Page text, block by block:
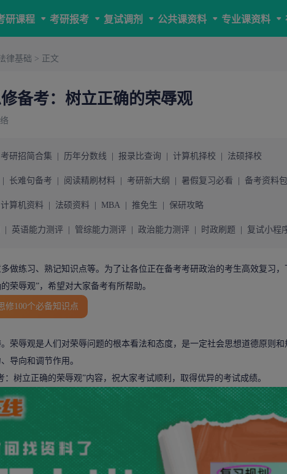
研课程 考研报考 复试调剂 公共课资料 专业课资料
律基础 > 正文
备考：树立正确的荣辱观
考研招简合集 历年分数线 报录比查询 计算机择校 法硕择校
长难句备考 阅读精刷材料 考研新大纲 暑假复习必看 备考资料包
计算机资料 法硕资料 MBA 推免生 保研攻略
英语能力测评 管综能力测评 政治能力测评 时政刷题 复试小程
做练习、熟记知识点等。为了让各位正在备考考研政治的考生高效复习，
荣辱观”，希望对大家备考有所帮助。
修100个必备知识点
辱观是人们对荣辱问题的根本看法和态度，是一定社会思想道德原则和
导向和调节作用。
：树立正确的荣辱观”内容，祝大家考试顺利，取得优异的考试成绩。